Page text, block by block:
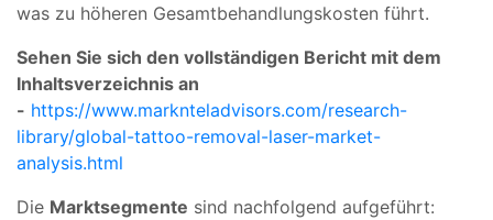
was zu höheren Gesamtbehandlungskosten führt.
Sehen Sie sich den vollständigen Bericht mit dem
Inhaltsverzeichnis an
- https://www.marknteladvisors.com/research-
library/global-tattoo-removal-laser-market-
analysis.html
Die Marktsegmente sind nachfolgend aufgeführt: